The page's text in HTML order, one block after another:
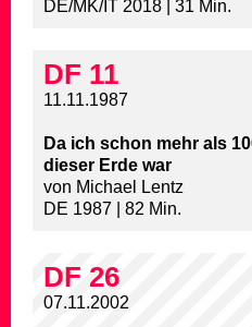
DE/MK/IT 2018 | 31 Min.
DF 11
11.11.1987
Da ich schon mehr als
dieser Erde war
von Michael Lentz
DE 1987 | 82 Min.
DF 26
07.11.2002